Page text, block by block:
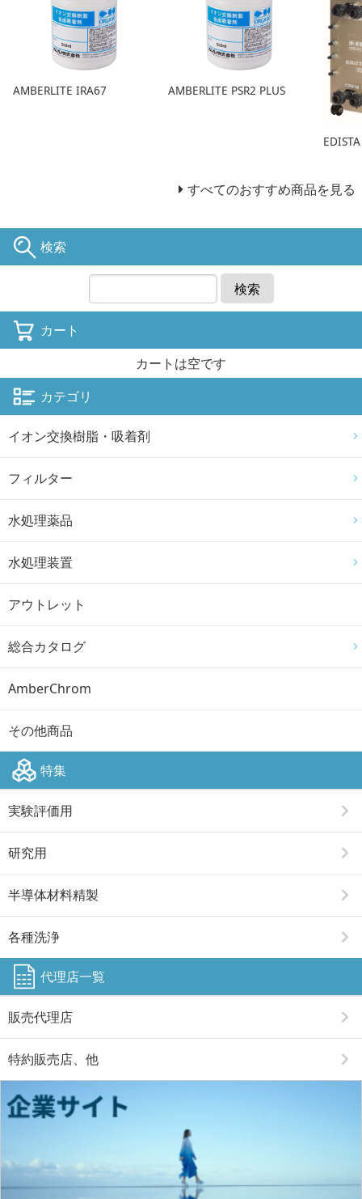
AMBERLITE IRA67 AMBERLITE PSR2 PLUS
すべてのおすすめ商品を見る
検索
検索
カート
カートは空です
カテゴリ
イオン交換樹脂・吸着剤
フィルター
水処理薬品
水処理装置
アウトレット
総合カタログ
AmberChrom
その他商品
特集
実験評価用
研究用
半導体材料精製
各種洗浄
代理店一覧
販売代理店
特約販売店、他